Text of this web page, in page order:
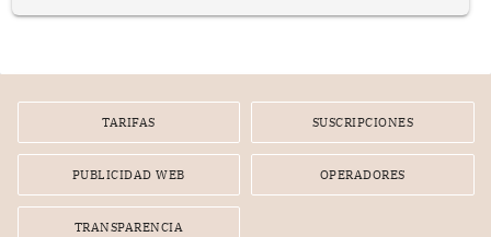
TARIFAS SUSCRIPCIONES
PUBLICIDAD WEB OPERADORES
TRANSPARENCIA